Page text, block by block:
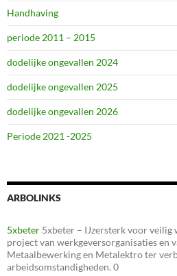
Handhaving
periode 2011 – 2015
dodelijke ongevallen 2024
dodelijke ongevallen 2025
dodelijke ongevallen 2026
Periode 2021 -2025
ARBOLINKS
5xbeter 5xbeter – IJzersterk voor veilig
project van werkgeversorganisaties en
Metaalbewerking en Metalektro ter
arbeidsomstandigheden. 0